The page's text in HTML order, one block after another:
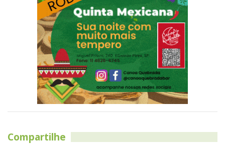
Compartilhe